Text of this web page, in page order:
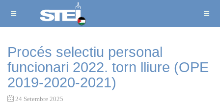
Procés selectiu personal
funcionari 2022. torn lliure (OPE
2019-2020-2021)
24 Setembre 2025